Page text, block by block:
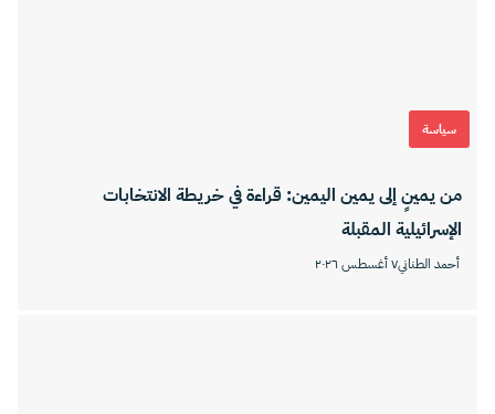
سياسة
من يمينٍ إلى يمين اليمين: قراءة في خريطة الانتخابات
الإسرائيلية المقبلة
أحمد الطناني٧ أغسطس ٢٠٢٦